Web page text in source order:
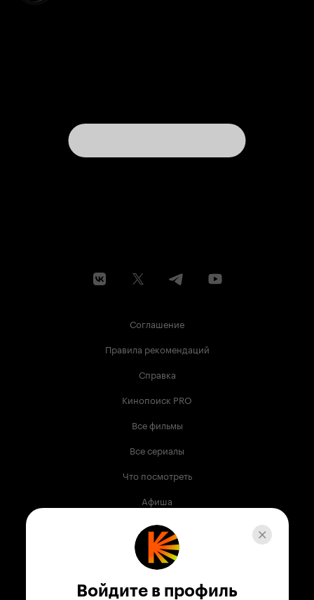
Соглашение
Правила рекомендаций
Справка
Кинопоиск PRO
Все фильмы
Все сериалы
Что посмотреть
Афиша
Музыка
Телепрограмма
Войдите в профиль